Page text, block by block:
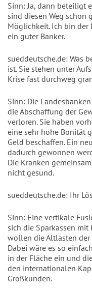
Sinn: Ja, dann beteiligt
sind diesen Weg schon
Möglichkeit. Ich bin der
ein guter Banker.
sueddeutsche.de: Was
ist. Sie stehen unter
Krise fast durchweg
Sinn: Die
die Abschaffung der
verloren. Sie haben
eine sehr hohe Bonität
Geld beschaffen. Ein
dadurch gewonnen
Die Kranken
nicht gesund.
sueddeutsche.de: Ihr
Sinn: Eine vertikale
sich die Sparkassen mit
wollen die Altlasten der
Dabei wäre es so
in der Fläche ein und
den internationalen
Großkunden.